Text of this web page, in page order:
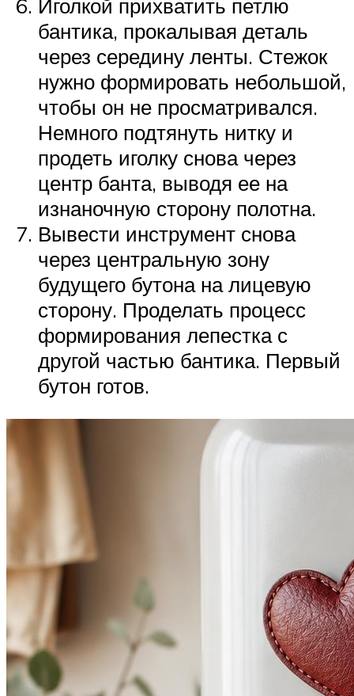
Иголкой прихватить петлю
бантика, прокалывая деталь
через середину ленты. Стежок
нужно формировать небольшой,
чтобы он не просматривался.
Немного подтянуть нитку и
продеть иголку снова через
центр банта, выводя ее на
изнаночную сторону полотна.
Вывести инструмент снова
через центральную зону
будущего бутона на лицевую
сторону. Проделать процесс
формирования лепестка с
другой частью бантика. Первый
бутон готов.